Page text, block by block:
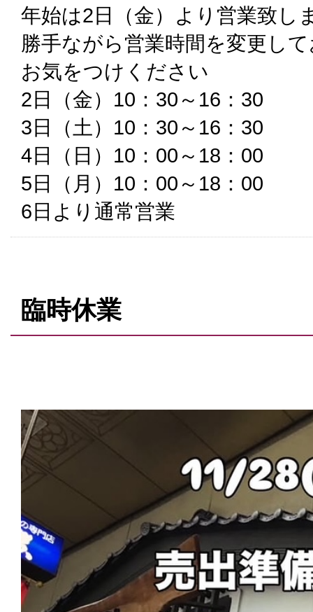
年始は2日（金）より営業致し
勝手ながら営業時間を変更し
お気をつけください
2日（金）10：30～16：30
3日（土）10：30～16：30
4日（日）10：00～18：00
5日（月）10：00～18：00
6日より通常営業
臨時休業